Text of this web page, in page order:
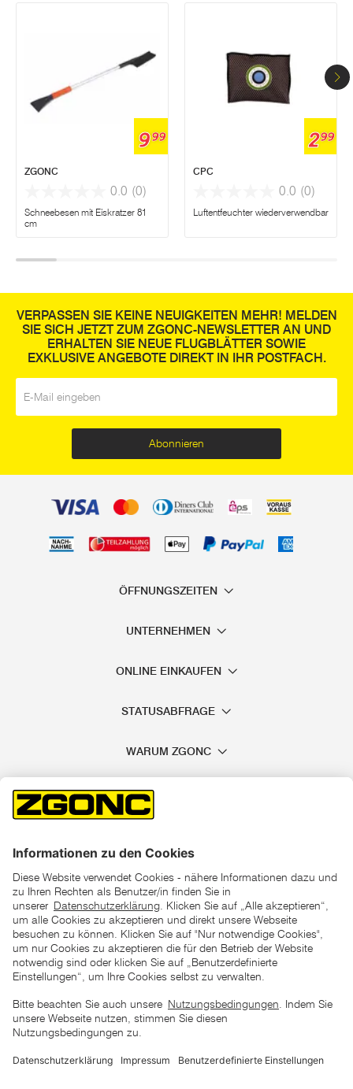
999
ZGONC
0.0 (0)
Schneebesen mit Eiskratzer 81
cm
299
CPC
0.0 (0)
Luftentfeuchter wiederverwendbar
VERPASSEN SIE KEINE NEUIGKEITEN MEHR! MELDEN
SIE SICH JETZT ZUM ZGONC-NEWSLETTER AN UND
ERHALTEN SIE NEUE FLUGBLÄTTER SOWIE
EXKLUSIVE ANGEBOTE DIREKT IN IHR POSTFACH.
Abonnieren
ÖFFNUNGSZEITEN
UNTERNEHMEN
ONLINE EINKAUFEN
STATUSABFRAGE
WARUM ZGONC
*der "statt"-Preis ist der niedrigste von uns in den letzten 30
Tagen vor Beginn dieser Aktion verlangte Preis
unter den UVP Preisen auf dieser Website sind die
zu verstehen